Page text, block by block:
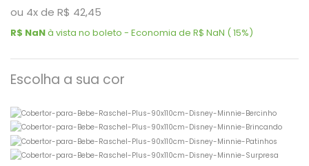
ou 4xde R$ 42,45
R$ NaNà vista no boleto - Economia de R$ NaN ( 15%)
Escolha a sua cor